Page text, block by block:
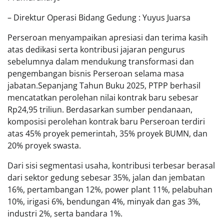
– Direktur Operasi Bidang Gedung : Yuyus Juarsa
Perseroan menyampaikan apresiasi dan terima kasih
atas dedikasi serta kontribusi jajaran pengurus
sebelumnya dalam mendukung transformasi dan
pengembangan bisnis Perseroan selama masa
jabatan.Sepanjang Tahun Buku 2025, PTPP berhasil
mencatatkan perolehan nilai kontrak baru sebesar
Rp24,95 triliun. Berdasarkan sumber pendanaan,
komposisi perolehan kontrak baru Perseroan terdiri
atas 45% proyek pemerintah, 35% proyek BUMN, dan
20% proyek swasta.
Dari sisi segmentasi usaha, kontribusi terbesar berasal
dari sektor gedung sebesar 35%, jalan dan jembatan
16%, pertambangan 12%, power plant 11%, pelabuhan
10%, irigasi 6%, bendungan 4%, minyak dan gas 3%,
industri 2%, serta bandara 1%.